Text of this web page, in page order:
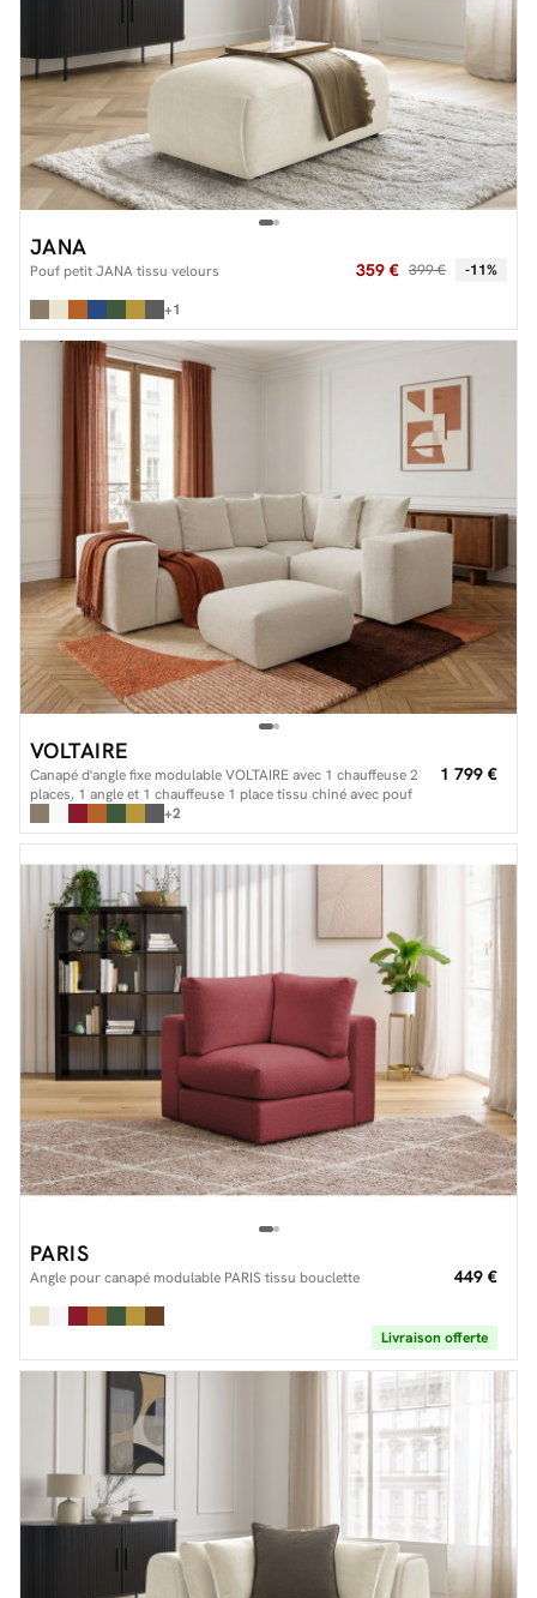
JANA
Pouf petit JANA tissu velours 359 € 399 € -11%
+1
VOLTAIRE
Canapé d'angle fixe modulable VOLTAIRE avec 1 chauffeuse 2
places, 1 angle et 1 chauffeuse 1 place tissu chiné avec pouf
1 799 €
+2
PARIS
Angle pour canapé modulable PARIS tissu bouclette 449 €
Livraison offerte